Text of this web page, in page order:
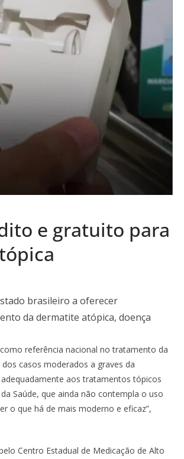
e gratuito para
brasileiro a oferecer
da dermatite atópica, doença
referência nacional no tratamento da
casos moderados a graves da
aos tratamentos tópicos
Saúde, que ainda não contempla o uso
o que há de mais moderno e eficaz”,
Centro Estadual de Medicação de Alto